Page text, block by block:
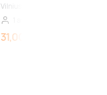
Vilnius
31,00 €